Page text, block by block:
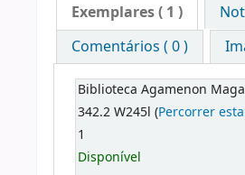
Exemplares( 1 )
Comentários ( 0 )
Biblioteca Agamenon
342.2 W245l (Percorrer
1
Disponível